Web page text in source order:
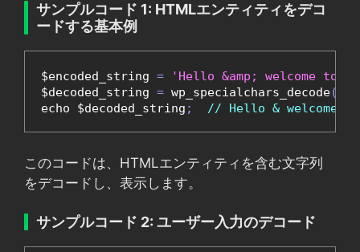
サンプルコード 1: HTMLエンティティをデコ
ードする基本例
$encoded_string =
'Hello &amp; welcome to
$decoded_string = wp_specialchars_decode(
echo $decoded_string ; // Hello & welcome to
このコードは、HTMLエンティティを含む文字列
をデコードし、表示します。
サンプルコード 2: ユーザー入力のデコード